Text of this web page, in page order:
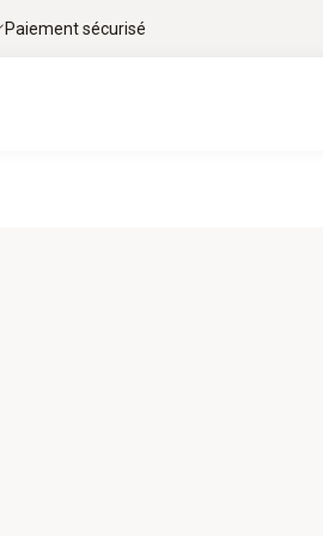
Paiement sécurisé